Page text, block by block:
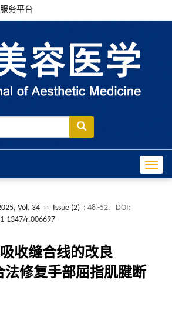
务平台
Vol. 34 ›› Issue (2) : 48 -52.
DOI:
1347/r.006697
收缝合线的改良
法修复手部屈指肌腱断